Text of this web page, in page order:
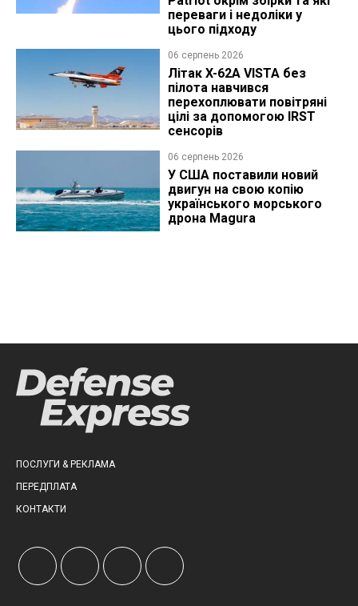
переваги і недоліки у
цього підходу
06 серпень 2026
Літак X-62A VISTA без
пілота навчився
перехоплювати повітряні
цілі за допомогою IRST
сенсорів
06 серпень 2026
У США поставили новий
двигун на свою копію
українського морського
дрона Magura
ПОСЛУГИ & РЕКЛАМА
ПЕРЕДПЛАТА
КОНТАКТИ